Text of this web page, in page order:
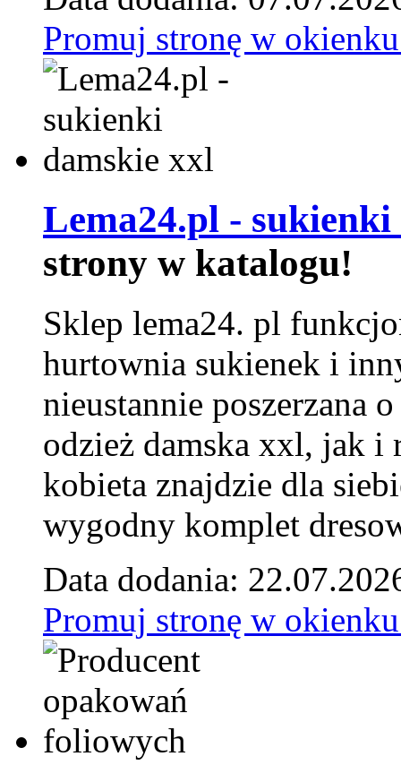
Promuj stronę w
Lema24.pl -
strony w katalogu!
Sklep lema24. pl
hurtownia sukienek i
nieustannie poszerzana
odzież damska xxl, jak i
kobieta znajdzie dla
wygodny komplet
Data dodania:
Promuj stronę w